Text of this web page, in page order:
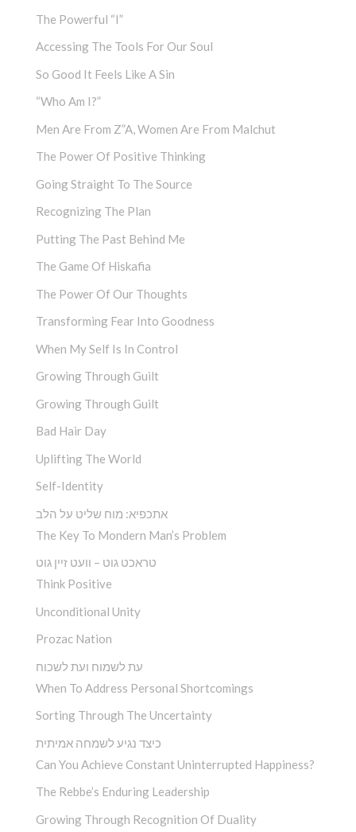
The Powerful “I”
Accessing The Tools For Our Soul
So Good It Feels Like A Sin
“Who Am I?”
Men Are From Z”a, Women Are From Malchut
The Power Of Positive Thinking
Going Straight To The Source
Recognizing The Plan
Putting The Past Behind Me
The Game Of Hiskafia
The Power Of Our Thoughts
Transforming Fear Into Goodness
When My Self Is In Control
Growing Through Guilt
Growing Through Guilt
Bad Hair Day
Uplifting The World
Self-Identity
אתכפיא: מוח שליט על הלב
The Key To Mondern Man’s Problem
טראכט גוט – וועט זיין גוט
Think Positive
Unconditional Unity
Prozac Nation
עת לשמוח ועת לשכוח
When To Address Personal Shortcomings
Sorting Through The Uncertainty
כיצד נגיע לשמחה אמיתית
Can You Achieve Constant Uninterrupted Happiness?
The Rebbe’s Enduring Leadership
Growing Through Recognition Of Duality